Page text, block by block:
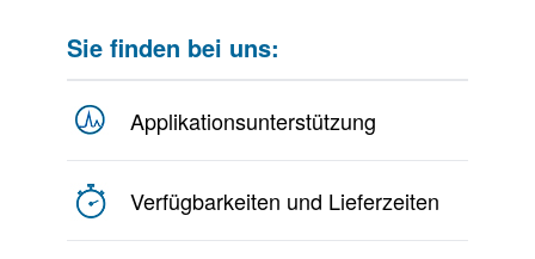
Sie finden bei uns:
Applikationsunterstützung
Verfügbarkeiten und Lieferzeiten